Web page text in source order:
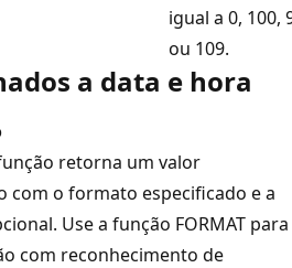
igual a 0, 100,
ou 109.
a data e hora
retorna um valor
com o formato especificado e a
Use a função FORMAT para
com reconhecimento de